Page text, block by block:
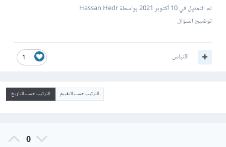
تم التعديل في10 أكتوبر 2021
بواسطة Hassan Hedr
توضيح السؤال
1 اقتباس
الترتيب حسب التقييم الترتيب حسب التاريخ
0